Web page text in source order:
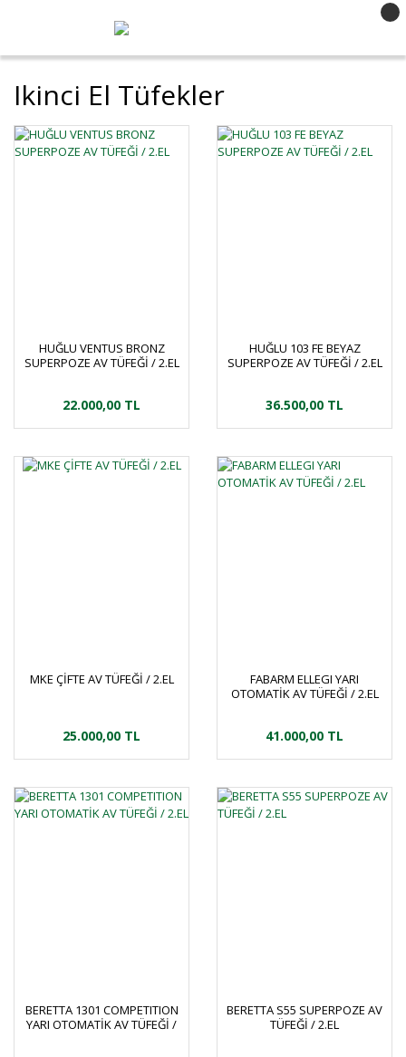
Ikinci El Tüfekler
HUĞLU VENTUS BRONZ
SUPERPOZE AV TÜFEĞİ / 2.EL
22.000,00 TL
HUĞLU 103 FE BEYAZ
SUPERPOZE AV TÜFEĞİ / 2.EL
36.500,00 TL
MKE ÇİFTE AV TÜFEĞİ / 2.EL
25.000,00 TL
FABARM ELLEGI YARI
OTOMATİK AV TÜFEĞİ / 2.EL
41.000,00 TL
BERETTA 1301 COMPETITION
YARI OTOMATİK AV TÜFEĞİ /
BERETTA S55 SUPERPOZE AV
TÜFEĞİ / 2.EL